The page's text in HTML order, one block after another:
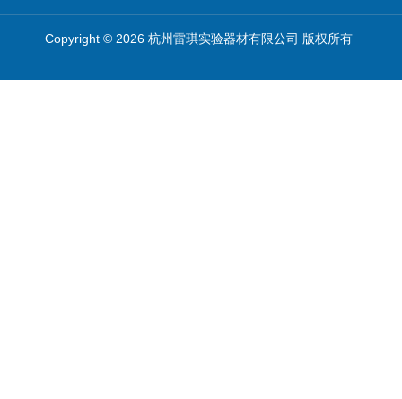
Copyright © 2026 杭州雷琪实验器材有限公司 版权所有